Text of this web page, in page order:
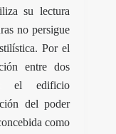
su lectura
no persigue
Por el
entre dos
el edificio
del poder
como